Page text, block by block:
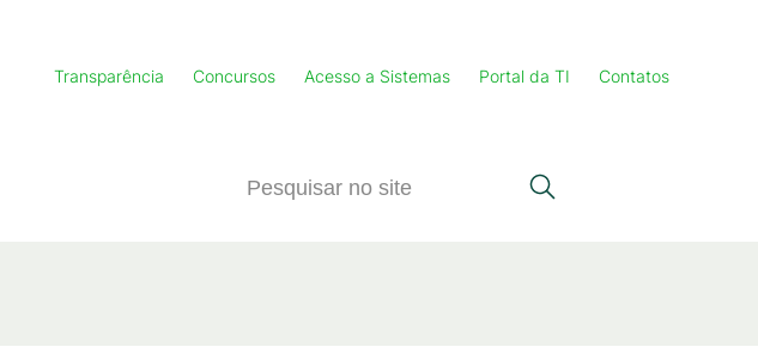
Transparência Concursos Acesso a Sistemas Portal da TI Contatos